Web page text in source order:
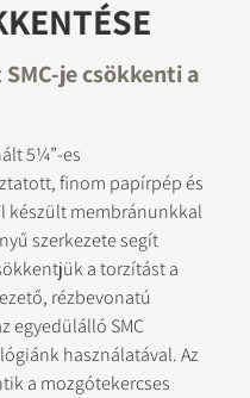
je csökkenti a
5¼”-es
finom papírpép és
készült membránunkkal
szerkezete segít
a torzítást a
rézbevonatú
egyedülálló SMC
használatával. Az
a mozgótekercses